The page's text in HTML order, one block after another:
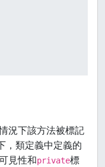
況下該方法被標記
，類定義中定義的
見性和private標